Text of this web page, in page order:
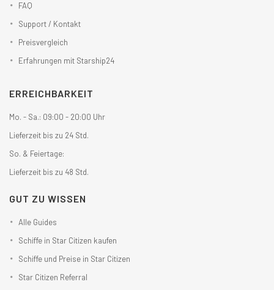
FAQ
Support / Kontakt
Preisvergleich
Erfahrungen mit Starship24
ERREICHBARKEIT
Mo. - Sa.: 09:00 - 20:00 Uhr
Lieferzeit bis zu 24 Std.
So. & Feiertage:
Lieferzeit bis zu 48 Std.
GUT ZU WISSEN
Alle Guides
Schiffe in Star Citizen kaufen
Schiffe und Preise in Star Citizen
Star Citizen Referral